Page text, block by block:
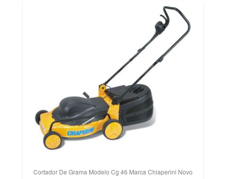
Cortador De Grama Modelo Cg 46 Marca Chiaperini Novo